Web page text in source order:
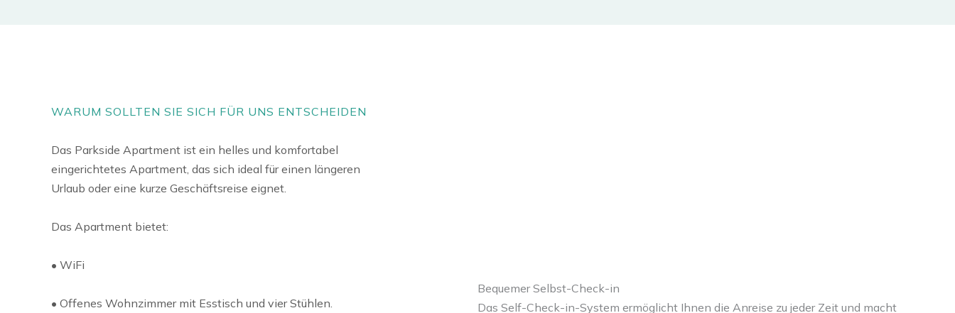
WARUM SOLLTEN SIE SICH FÜR UNS ENTSCHEIDEN
Das Parkside Apartment ist ein helles und komfortabel
eingerichtetes Apartment, das sich ideal für einen längeren
Urlaub oder eine kurze Geschäftsreise eignet.
Das Apartment bietet:
• WiFi
• Offenes Wohnzimmer mit Esstisch und vier Stühlen.
Bequemer Selbst-Check-in
Das Self-Check-in-System ermöglicht Ihnen die Anreise zu jeder Zeit und macht